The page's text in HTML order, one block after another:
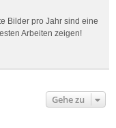
Bilder pro Jahr sind eine
Arbeiten zeigen!
Gehe zu